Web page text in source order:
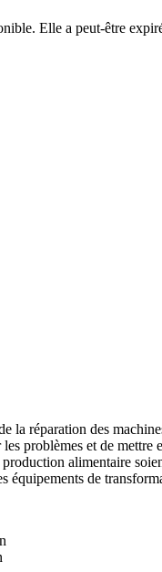
Elle a peut-être
la réparation des
problèmes et de
alimentaire
équipements de